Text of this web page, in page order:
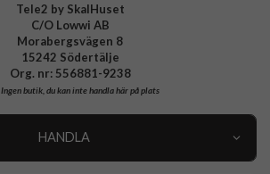
Tele2 by SkalHuset
C/O Lowwi AB
Morabergsvägen 8
15242 Södertälje
Org. nr: 556881-9238
Ingen butik, du kan inte handla här på plats
HANDLA